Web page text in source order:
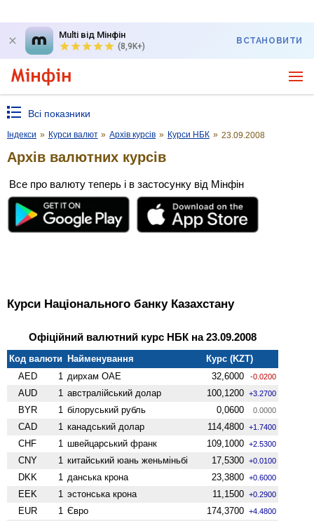
Multi від Мінфін
(8,9K+)
ВСТАНОВИТИ
Всі показники
Індекси » Курси валют » Архів курсів » Курси НБК » 23.09.2008
Архів валютних курсів
Все про валюту теперь і в застосунку від Мінфін
Курси Національного банку Казахстану
Офіційний валютний курс НБК на 23.09.2008
Код валюти Найменування
Курс (KZT)
AED
1 дирхам ОАЕ 32,6000 -0.0200
AUD 1 австралійський долар 100,1200 +3.2700
BYR 1 білоруський рубль 0,0600 0.0000
CAD 1 канадський долар 114,4800 +1.7400
CHF 1 швейцарський франк 109,1000 +2.5300
CNY 1 китайський юань женьмiньбi 17,5300 +0.0100
DKK 1 данська крона 23,3800 +0.6000
EEK 1 эстонська крона 11,1500 +0.2900
EUR 1 Євро 174,3700 +4.4800